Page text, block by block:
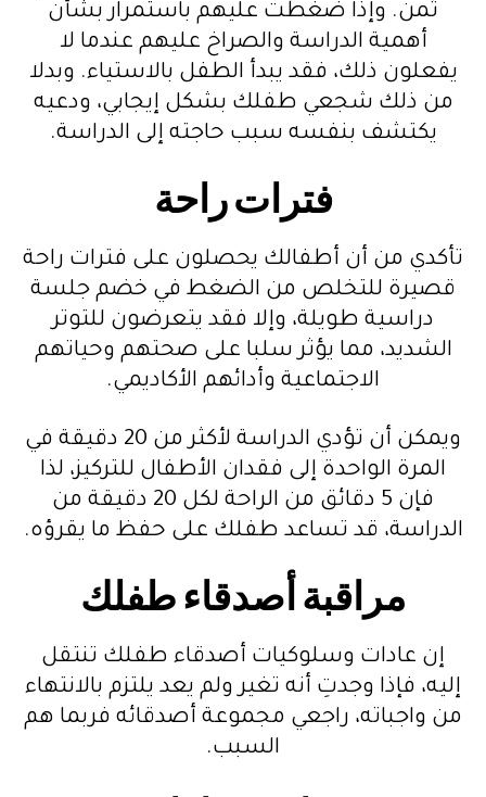
ثمن. وإذا ضغطت عليهم باستمرار بشأن
أهمية الدراسة والصراخ عليهم عندما لا
يفعلون ذلك، فقد يبدأ الطفل بالاستياء. وبدلا
من ذلك شجعي طفلك بشكل إيجابي، ودعيه
يكتشف بنفسه سبب حاجته إلى الدراسة.
فترات راحة
تأكدي من أن أطفالك يحصلون على فترات راحة
قصيرة للتخلص من الضغط في خضم جلسة
دراسية طويلة، وإلا فقد يتعرضون للتوتر
الشديد، مما يؤثر سلبا على صحتهم وحياتهم
الاجتماعية وأدائهم الأكاديمي.
ويمكن أن تؤدي الدراسة لأكثر من 20 دقيقة في
المرة الواحدة إلى فقدان الأطفال للتركيز، لذا
فإن 5 دقائق من الراحة لكل 20 دقيقة من
الدراسة، قد تساعد طفلك على حفظ ما يقرؤه.
مراقبة أصدقاء طفلك
إن عادات وسلوكيات أصدقاء طفلك تنتقل
إليه، فإذا وجدتِ أنه تغير ولم يعد يلتزم بالانتهاء
من واجباته، راجعي مجموعة أصدقائه فربما هم
السبب.